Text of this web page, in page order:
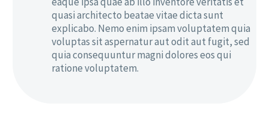
quasi architecto beatae vitae dicta sunt
explicabo. Nemo enim ipsam voluptatem quia
voluptas sit aspernatur aut odit aut fugit, sed
quia consequuntur magni dolores eos qui
ratione voluptatem.